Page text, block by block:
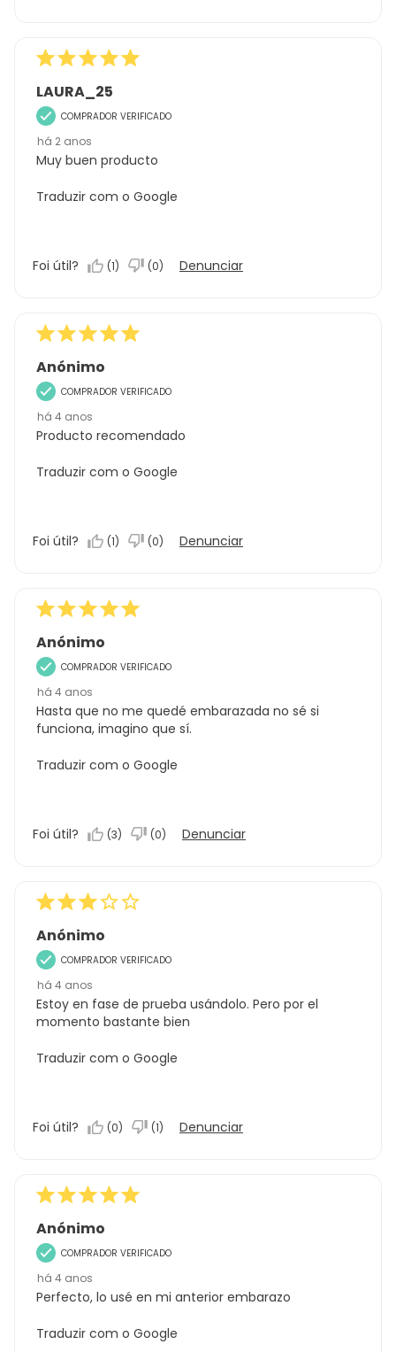
LAURA_25
COMPRADOR VERIFICADO
há 2 anos
Muy buen producto
Traduzir com o Google
Foi útil? (1) (0) Denunciar
Anónimo
COMPRADOR VERIFICADO
há 4 anos
Producto recomendado
Traduzir com o Google
Foi útil? (1) (0) Denunciar
Anónimo
COMPRADOR VERIFICADO
há 4 anos
Hasta que no me quedé embarazada no sé si
funciona, imagino que sí.
Traduzir com o Google
Foi útil? (3) (0) Denunciar
Anónimo
COMPRADOR VERIFICADO
há 4 anos
Estoy en fase de prueba usándolo. Pero por el
momento bastante bien
Traduzir com o Google
Foi útil? (0) (1) Denunciar
Anónimo
COMPRADOR VERIFICADO
há 4 anos
Perfecto, lo usé en mi anterior embarazo
Traduzir com o Google